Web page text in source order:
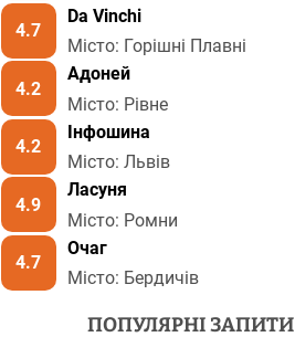
4.7
Da Vinchi
Місто: Горішні Плавні
4.2
Адоней
Місто: Рівне
4.2
Інфошина
Місто: Львів
4.9
Ласуня
Місто: Ромни
4.7
Очаг
Місто: Бердичів
ПОПУЛЯРНІ ЗАПИТИ